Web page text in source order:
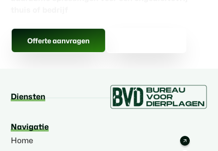
Offerte aanvragen
Diensten
Navigatie
Home